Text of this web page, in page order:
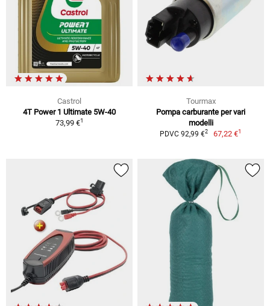
Castrol
4T Power 1 Ultimate 5W-40
73,99 €1
Tourmax
Pompa carburante per vari
modelli
PDVC 92,99 €2 67,22 €1